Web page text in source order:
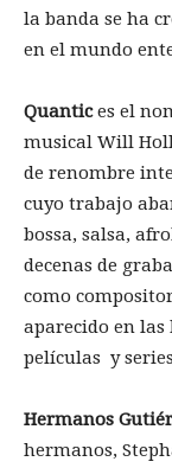
la banda se ha
en el mundo
Quantices el
musical Will
de renombre
cuyo trabajo
bossa, salsa,
decenas de
como
aparecido en las
películas y
Hermanos
hermanos,